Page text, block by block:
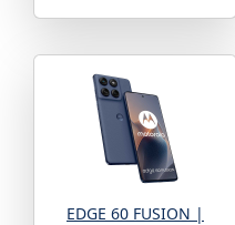
EDGE 60 FUSION |